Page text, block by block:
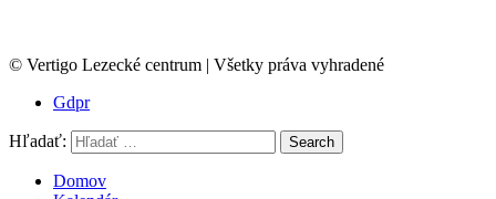
© Vertigo Lezecké centrum | Všetky práva vyhradené
Gdpr
Hľadať: Search
Domov